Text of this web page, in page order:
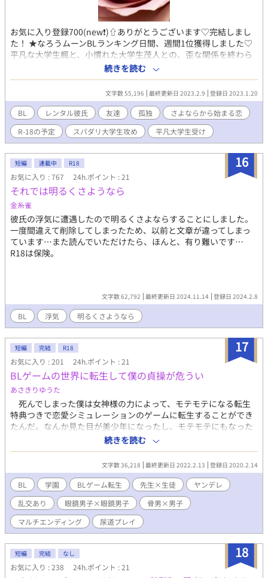
お気に入り登録700(new❗️)⇧ありがとうございます♡完結しまし
た！ ★なろうムーンBLランキング日間、週間1位獲得しました♡
平凡な大学生楓と、小慣れた大学生茂人との、歪な関係を終わら
せるところから始まる物語。 友人が居ない楓が、人恋しさで選ん
だのはレンタル彼氏。そんな優しい関係を一年と数ヶ月も続けた
楓は、茂人からの卒業を決心する。 一方の茂人は、おっとりした
楓に会うのが仕事とは言え、癒しの時間だった事に気づいてい
た。それが永遠に続くことのない関係だと気付かされた茂人のと
った行動は。 不器用な恋をしたスパダリから、お金で縁を買って
いた後ろめたさから離れようと頑張る、平凡な男子との妙な追い
かけっこが始まる。 ★15話ほどになる予定でしたが、終わりそう
もないです(^◇^;)！よろしくお願いします♡
続きを読む
文字数 55,196 最終更新日 2023.2.9 登録日 2023.1.20
BL レンタル彼氏 友達 孤独
さよならから始まる恋
R-18の予定
スパダリ大学生攻め 平凡大学生受け
16
短編 連載中 R18
お気に入り : 767 24h.ポイント : 21
それでは明るくさようなら
金糸雀
彼氏の浮気に遭遇したので明るくさよならすることにしました。
一度間違えて削除してしまったため、以前と文章が違ってしまっ
ています…また読んでいただけたら、ほんと、有り難いです…
R18は保険。
文字数 62,792 最終更新日 2024.11.14 登録日 2024.2.8
BL 浮気 明るくさようなら
17
短編 完結 R18
お気に入り : 201 24h.ポイント : 21
BLゲームの世界に転生して僕の貞操が危うい
あさきりゆうた
死んでしまった僕は女神様の力によって、モテモテになる転生
特典つきで恋愛シミュレーションのゲームに転生することができ
たんだ。なんか見た目が美少年になったし、モテモテにもなった
から、これで美少女達がよってきて、夢のハーレムができるぞ！
と思った。 でも来たのはBLゲームの世界だった！？ モテモテの
転生特典で男達に言い寄られるわ、恋愛フラグたちまくるわで、
僕の貞操が危ない！ 絶対この体は守りきるぞ！！ ※Ｒ１８描写も
一応あります。ＢＬ苦手な方はご遠慮ください。 20.08.01 第
二話公開しました。なんか、六か月たってからの二話ですいませ
ん。Ｒ１８描写ないけど、さっそく一つになりました♂ 21.05.11
まさかの第3話。こんな頭のおかしいＢＬを思いつくのは自分位
でしょう。ギャグだか、ホラーだか、エロイんだかよく分からな
しました。眼鏡男子同士のキス、マスク越しのディープキス、ク
ラスメート男子全員で乱交、もうこれで最終回でもいいような内
容になりました。 21.05.16 5話です。まさか骨男に愛されるBLな
続きを読む
文字数 36,218 最終更新日 2022.2.13 登録日 2020.2.14
BL 学園 BLゲーム転生 先生×生徒
ヤンデレ
乱交あり
眼鏡男子×眼鏡男子
骨男×男子
マルチエンディング
尿道プレイ
18
短編 完結 なし
お気に入り : 238 24h.ポイント : 21